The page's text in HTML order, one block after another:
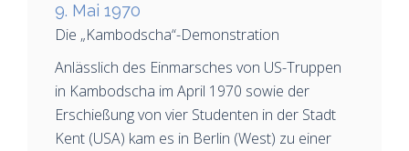
9. Mai 1970
Die „Kambodscha“-Demonstration
Anlässlich des Einmarsches von US-Truppen
in Kambodscha im April 1970 sowie der
Erschießung von vier Studenten in der Stadt
Kent (USA) kam es in Berlin (West) zu einer